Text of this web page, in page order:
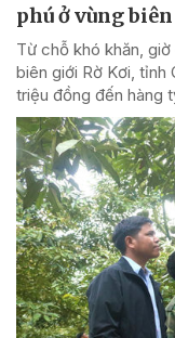
phú ở vùng biên
Từ chỗ khó khăn,
biên giới Rờ Kơi, tỉnh
triệu đồng đến hàng